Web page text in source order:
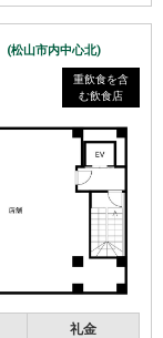
(松山市内中心北)
重飲食を含
む飲食店
礼金